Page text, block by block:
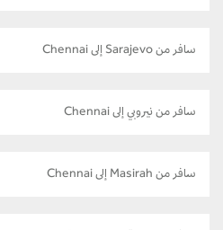
سافر من Sarajevo إلى Chennai
سافر من نيروبي إلى Chennai
سافر من Masirah إلى Chennai